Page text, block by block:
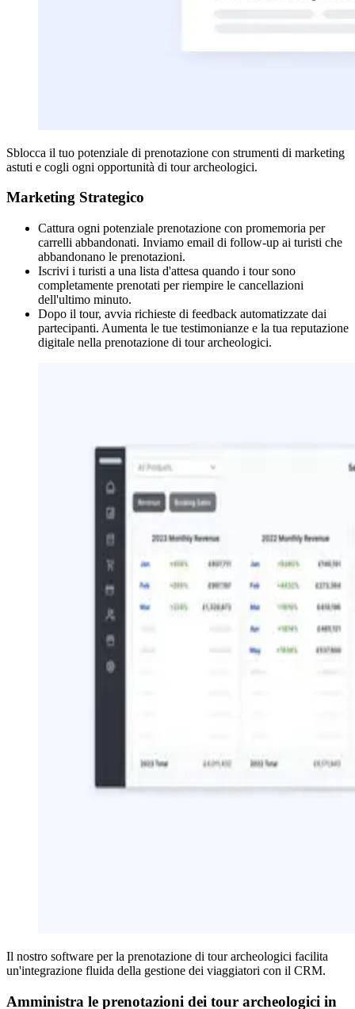
Sblocca il tuo potenziale di prenotazione con strumenti di marketing
astuti e cogli ogni opportunità di tour archeologici.
Marketing Strategico
Cattura ogni potenziale prenotazione con promemoria per
carrelli abbandonati. Inviamo email di follow-up ai turisti che
abbandonano le prenotazioni.
Iscrivi i turisti a una lista d'attesa quando i tour sono
completamente prenotati per riempire le cancellazioni
dell'ultimo minuto.
Dopo il tour, avvia richieste di feedback automatizzate dai
partecipanti. Aumenta le tue testimonianze e la tua reputazione
digitale nella prenotazione di tour archeologici.
Il nostro software per la prenotazione di tour archeologici facilita
un'integrazione fluida della gestione dei viaggiatori con il CRM.
Amministra le prenotazioni dei tour archeologici in